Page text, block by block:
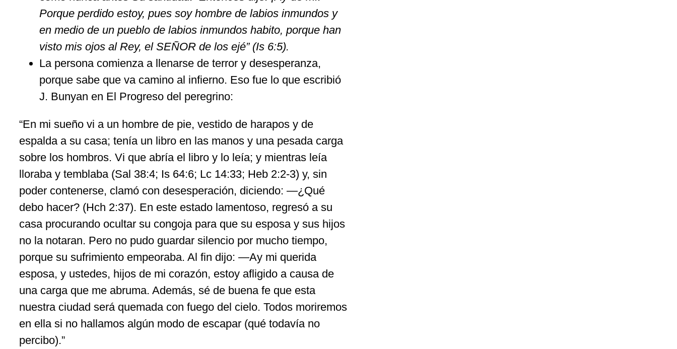
Porque perdido estoy, pues soy hombre de labios inmundos y
en medio de un pueblo de labios inmundos habito, porque han
visto mis ojos al Rey, el SEÑOR de los ejé” (Is 6:5).
La persona comienza a llenarse de terror y desesperanza,
porque sabe que va camino al infierno. Eso fue lo que escribió
J. Bunyan en El Progreso del peregrino:
“En mi sueño vi a un hombre de pie, vestido de harapos y de
espalda a su casa; tenía un libro en las manos y una pesada carga
sobre los hombros. Vi que abría el libro y lo leía; y mientras leía
lloraba y temblaba (Sal 38:4; Is 64:6; Lc 14:33; Heb 2:2-3) y, sin
poder contenerse, clamó con desesperación, diciendo: —¿Qué
debo hacer? (Hch 2:37). En este estado lamentoso, regresó a su
casa procurando ocultar su congoja para que su esposa y sus hijos
no la notaran. Pero no pudo guardar silencio por mucho tiempo,
porque su sufrimiento empeoraba. Al fin dijo: —Ay mi querida
esposa, y ustedes, hijos de mi corazón, estoy afligido a causa de
una carga que me abruma. Además, sé de buena fe que esta
nuestra ciudad será quemada con fuego del cielo. Todos moriremos
en ella si no hallamos algún modo de escapar (qué todavía no
percibo).”